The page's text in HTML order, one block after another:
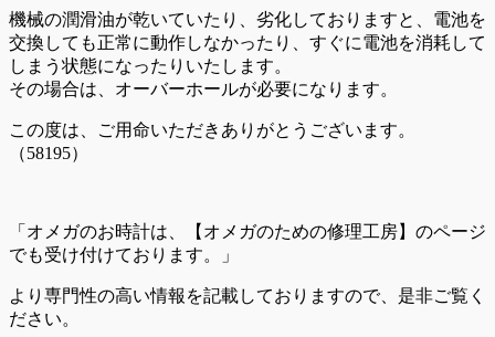
機械の潤滑油が乾いていたり、劣化しておりますと、電池を
交換しても正常に動作しなかったり、すぐに電池を消耗して
しまう状態になったりいたします。
その場合は、オーバーホールが必要になります。
この度は、ご用命いただきありがとうございます。
（58195）
「オメガのお時計は、【オメガのための修理工房】のページ
でも受け付けております。」
より専門性の高い情報を記載しておりますので、是非ご覧く
ださい。